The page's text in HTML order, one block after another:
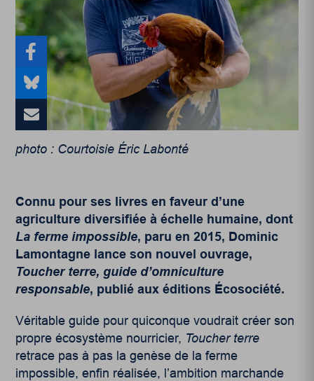
photo : Courtoisie Éric Labonté
Connu pour ses livres en faveur d’une
agriculture diversifiée à échelle humaine, dont
La ferme impossible, paru en 2015, Dominic
Lamontagne lance son nouvel ouvrage,
Toucher terre, guide d’omniculture
responsable, publié aux éditions Écosociété.
Véritable guide pour quiconque voudrait créer son
propre écosystème nourricier, Toucher terre
retrace pas à pas la genèse de la ferme
impossible, enfin réalisée, l’ambition marchande